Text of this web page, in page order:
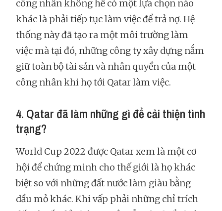
công nhân không hề có một lựa chọn nào
khác là phải tiếp tục làm việc để trả nợ. Hệ
thống này đã tạo ra một môi trường làm
việc mà tại đó, những công ty xây dựng nắm
giữ toàn bộ tài sản và nhân quyền của một
công nhân khi họ tới Qatar làm việc.
4. Qatar đã làm những gì để cải thiện tình
trạng?
World Cup 2022 được Qatar xem là một cơ
hội để chứng minh cho thế giới là họ khác
biệt so với những đất nước làm giàu bằng
dầu mỏ khác. Khi vấp phải những chỉ trích